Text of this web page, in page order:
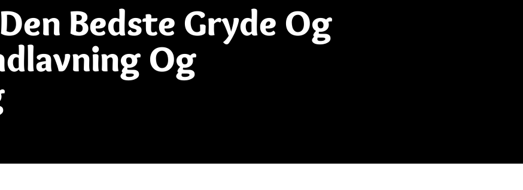
Bedste Gryde Og
Og